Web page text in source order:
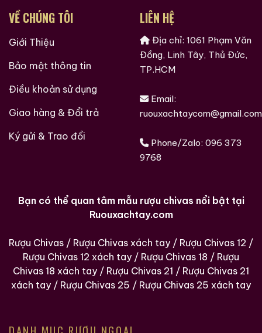
Rượu Thuốc Chí Bảo
Tam Dương
500ml / 40%
3.450.000₫
Zalo Hotline
Rượu Mao Đài Quý
Châu Ngũ Sao – Cáp
Họa Hữu Nghị 2021
500ml / 53%
0,0 (0 đánh giá)
19.280.000
Giới Thiệu Một Số Mẫu Rượu Whisky
Oak 1997
VỀ CHÚNG TÔI
Giới Thiệu
Bảo mật thông tin
Điều khoản sử dụng
Giao hàng & Đổi trả
Ký gửi & Trao đổi
LIÊN HỆ
Địa chỉ: 1061 Phạm Văn
Đồng, Linh Tây, Thủ Đức,
TP.HCM
Email:
ruouxachtaycom@gmail.com
Phone/Zalo: 096 373
9768
Bạn có thể quan tâm mẫu rượu chivas nổi bật tại
Ruouxachtay.com
Rượu Chivas / Rượu Chivas xách tay / Rượu Chivas 12 /
Rượu Chivas 12 xách tay / Rượu Chivas 18 / Rượu
Chivas 18 xách tay / Rượu Chivas 21 / Rượu Chivas 21
xách tay / Rượu Chivas 25 / Rượu Chivas 25 xách tay